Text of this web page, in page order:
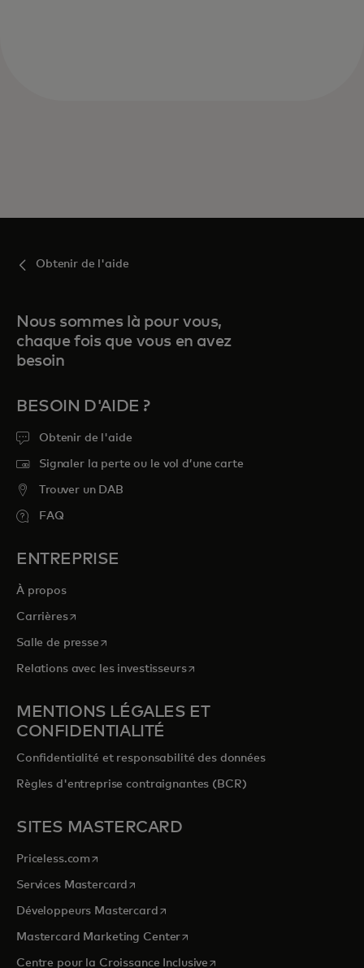
Obtenir de l'aide
Nous sommes là pour vous,
chaque fois que vous en avez
besoin
BESOIN D'AIDE ?
Obtenir de l'aide
Signaler la perte ou le vol d’une carte
Trouver un DAB
FAQ
ENTREPRISE
À propos
Carrièress’ouvre dans un nouvel onglet
Salle de presses’ouvre dans un nouvel onglet
Relations avec les investisseurss’ouvre dans un nouvel onglet
MENTIONS LÉGALES ET
CONFIDENTIALITÉ
Confidentialité et responsabilité des données
Règles d'entreprise contraignantes (BCR)
SITES MASTERCARD
Priceless.com s’ouvre dans un nouvel onglet
Services Mastercard s’ouvre dans un nouvel onglet
Développeurs Mastercards’ouvre dans un nouvel onglet
Mastercard Marketing Centers’ouvre dans un nouvel onglet
Centre pour la Croissance Inclusive s’ouvre dans un nouvel